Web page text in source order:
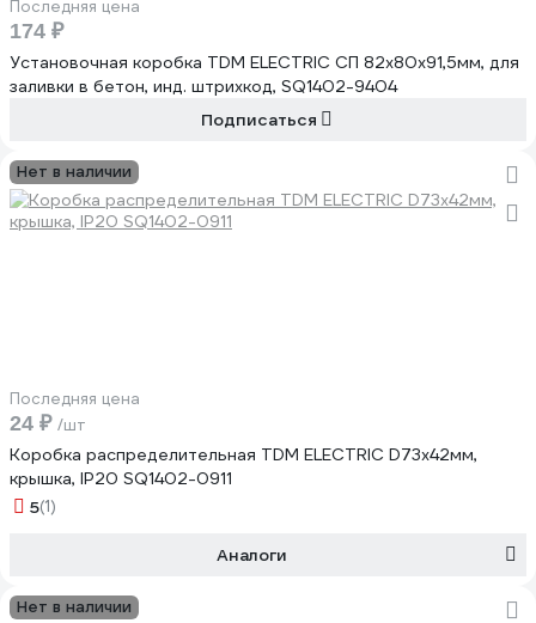
Последняя цена
174 ₽
Установочная коробка TDM ELECTRIC СП 82x80x91,5мм, для
заливки в бетон, инд. штрихкод, SQ1402-9404
Подписаться
Нет в наличии
Последняя цена
24 ₽ /шт
Коробка распределительная TDM ELECTRIC D73х42мм,
крышка, IP20 SQ1402-0911
5(1)
Аналоги
Нет в наличии